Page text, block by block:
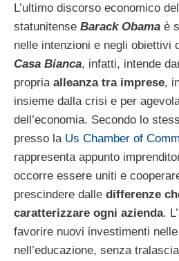
L’ultimo discorso economico
statunitense Barack Obama è
nelle intenzioni e negli obiettivi
Casa Bianca, infatti, intende
propria alleanza tra imprese,
insieme dalla crisi e per
dell’economia. Secondo lo
presso la Us Chamber of
rappresenta appunto
occorre essere uniti e
prescindere dalle differenze
caratterizzare ogni azienda.
favorire nuovi investimenti
nell’educazione, senza